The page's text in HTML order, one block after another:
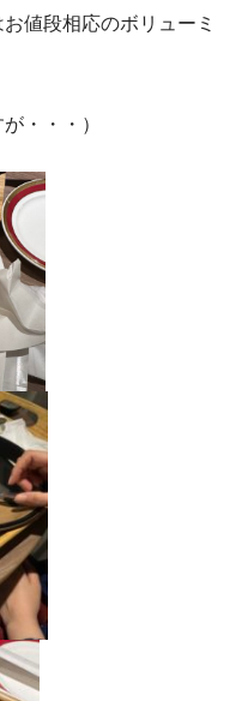
値段相応のボリューミ
・・・）